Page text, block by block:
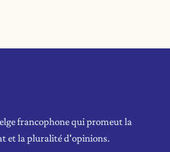
francophone qui promeut la
et la pluralité d'opinions.